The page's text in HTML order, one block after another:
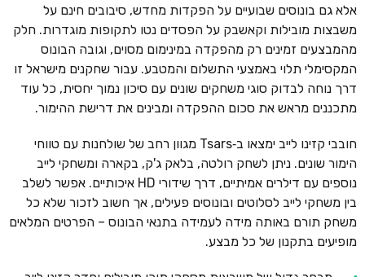
אלא גם בונוסים שבועיים על הפקדות מחדש, סיבובים חינם על
משבצות מובילות וקאשבק על הפסדים נטו לתקופות מוגדרות. חלק
מהמבצעים זמינים רק מהפקדה במינימום מסוים, וגובה הבונוס
המקסימלי תלוי באמצעי התשלום והמטבע. עבור שחקנים מישראל זו
דרך נוחה לבדוק סוגי משחקים שונים עם סיכון נמוך יחסית, כל עוד
מתכננים מראש את סכום ההפקדה ומבינים את דרישת ההימור.
חובבי קזינו לייב ימצאו ב‑Tsars מגוון רחב של שולחנות עם טווחי
הימור שונים. ניתן לשחק רולטה, בלאק ג'ק, בקארה ומשחקי לייב
נוספים עם דילרים אמיתיים, דרך שידורי HD איכותיים. אפשר לשלב
בין משחקי לייב לסלוטים ובונוסים פעילים, אך חשוב לזכור שלא כל
משחק תורם באותה מידה לעמידה בתנאי הבונוס – הפרטים המלאים
מופיעים בתקנון של כל מבצע.